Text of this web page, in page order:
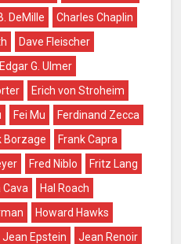
DeMille
Charles Chaplin
Dave Fleischer
Edgar G. Ulmer
Erich von Stroheim
Fei Mu
Ferdinand Zecca
Borzage
Frank Capra
Fred Niblo
Fritz Lang
Cava
Hal Roach
Howard Hawks
Jean Epstein
Jean Renoir